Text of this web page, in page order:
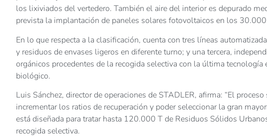
los lixiviados del vertedero. También el aire del interior es depurado
prevista la implantación de paneles solares fotovoltaicos en los
En lo que respecta a la clasificación, cuenta con tres líneas
y residuos de envases ligeros en diferente turno; y una tercera,
orgánicos procedentes de la recogida selectiva con la última
biológico.
Luis Sánchez, director de operaciones de STADLER, afirma: “El
incrementar los ratios de recuperación y poder seleccionar la gran
está diseñada para tratar hasta 120.000 T de Residuos Sólidos
recogida selectiva.